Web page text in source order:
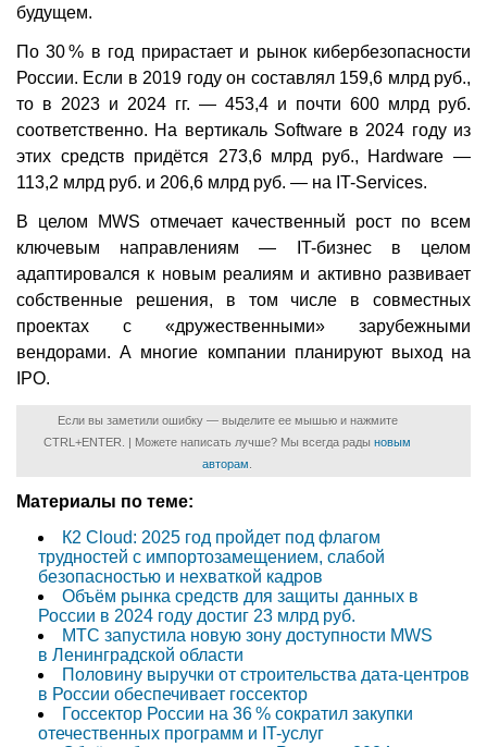
будущем.
По 30 % в год прирастает и рынок кибербезопасности
России. Если в 2019 году он составлял 159,6 млрд руб.,
то в 2023 и 2024 гг. — 453,4 и почти 600 млрд руб.
соответственно. На вертикаль Software в 2024 году из
этих средств придётся 273,6 млрд руб., Hardware —
113,2 млрд руб. и 206,6 млрд руб. — на IT-Services.
В целом MWS отмечает качественный рост по всем
ключевым направлениям — IT-бизнес в целом
адаптировался к новым реалиям и активно развивает
собственные решения, в том числе в совместных
проектах с «дружественными» зарубежными
вендорами. А многие компании планируют выход на
IPO.
Если вы заметили ошибку — выделите ее мышью и нажмите
CTRL+ENTER. | Можете написать лучше? Мы всегда рады новым
авторам
Материалы по теме:
К2 Cloud: 2025 год пройдет под флагом
трудностей с импортозамещением, слабой
безопасностью и нехваткой кадров
Объём рынка средств для защиты данных в
России в 2024 году достиг 23 млрд руб.
МТС запустила новую зону доступности MWS
в Ленинградской области
Половину выручки от строительства дата-центров
в России обеспечивает госсектор
Госсектор России на 36 % сократил закупки
отечественных программ и IT-услуг